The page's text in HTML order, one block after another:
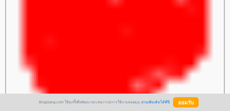
BlogGang.com ใช้คุกกี้เพื่อพัฒนาประสบการณ์การใช้งานของคุณ อ่านเพิ่มเติมได้ที่นี่